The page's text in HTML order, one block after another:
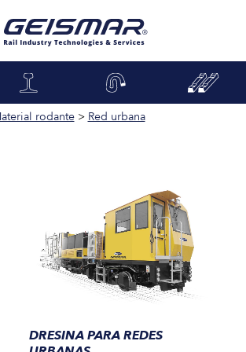
rodante> Red urbana
DRESINA PARA REDES